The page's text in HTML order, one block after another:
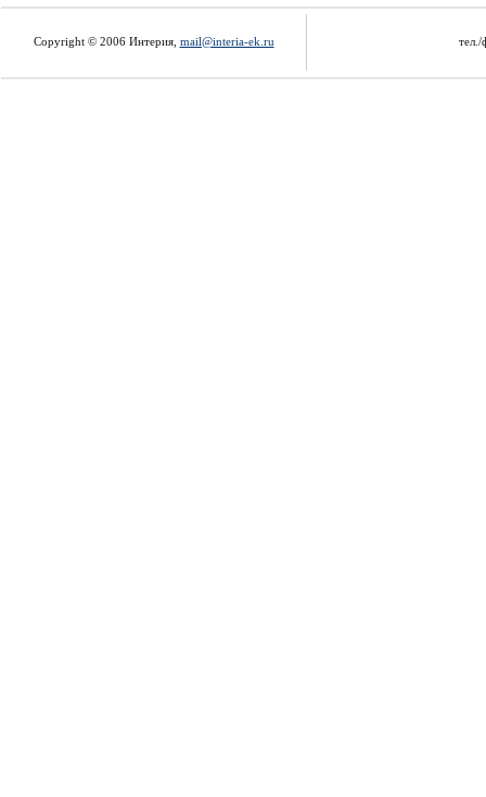
Copyright © 2006 Интерия, mail@interia-ek.ru